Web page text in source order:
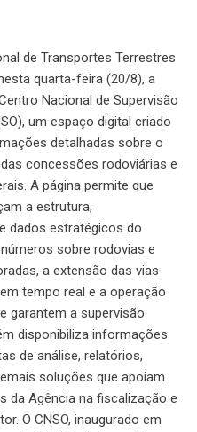
de Transportes Terrestres
quarta-feira (20/8), a
Nacional de Supervisão
um espaço digital criado
detalhadas sobre o
concessões rodoviárias e
A página permite que
a estrutura,
dados estratégicos do
números sobre rodovias e
a extensão das vias
tempo real e a operação
garantem a supervisão
disponibiliza informações
de análise, relatórios,
soluções que apoiam
da Agência na fiscalização e
O CNSO, inaugurado em